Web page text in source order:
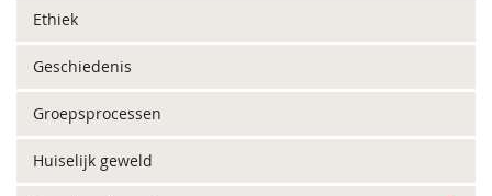
Ethiek
Geschiedenis
Groepsprocessen
Huiselijk geweld